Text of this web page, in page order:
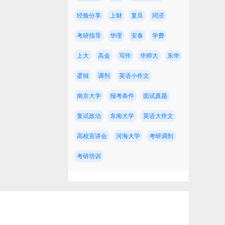
经验分享 上财 复旦 同济
考研指导 华理 安泰 学费
上大 高金 写作 华师大 东华
逻辑 调剂 英语小作文
南京大学 报考条件 面试真题
复试政治 东南大学 英语大作文
高校宣讲会 河海大学 考研调剂
考研培训